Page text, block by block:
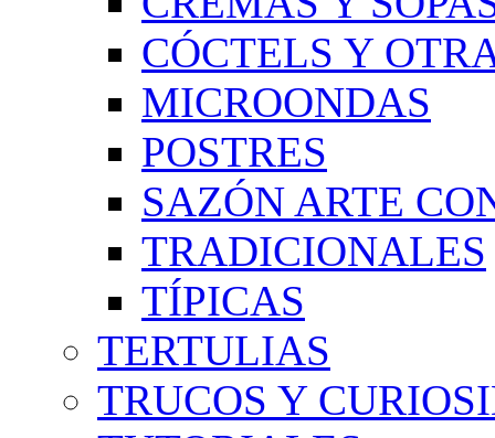
CÓCTELS Y
MICROONDAS
POSTRES
SAZÓN ARTE
TRADICIONALES
TÍPICAS
TERTULIAS
TRUCOS Y